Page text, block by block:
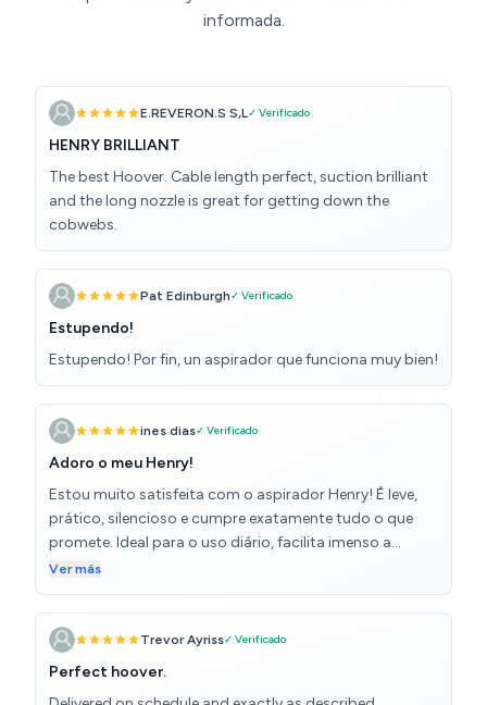
informada.
E.REVERON.S S,L✓ Verificado
HENRY BRILLIANT
The best Hoover. Cable length perfect, suction brilliant
and the long nozzle is great for getting down the
cobwebs.
Pat Edinburgh✓ Verificado
Estupendo!
Estupendo! Por fin, un aspirador que funciona muy bien!
ines dias✓ Verificado
Adoro o meu Henry!
Estou muito satisfeita com o aspirador Henry! É leve,
prático, silencioso e cumpre exatamente tudo o que
promete. Ideal para o uso diário, facilita imenso a
limpeza sem causar ruído excessivo. Recomendo a
100%!
Ver más
Trevor Ayriss✓ Verificado
Perfect hoover.